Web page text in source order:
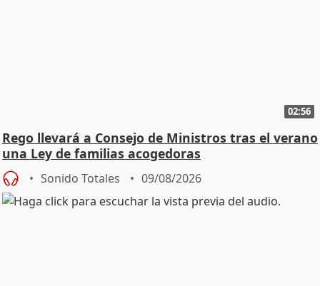
02:56
Rego llevará a Consejo de Ministros tras el verano
una Ley de familias acogedoras
Sonido Totales 09/08/2026